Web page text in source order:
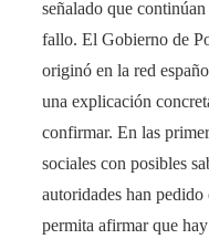
señalado que
fallo​. El Gobierno de
originó en la red
una explicación
confirmar​. En las
sociales con posibles
autoridades han
permita afirmar que